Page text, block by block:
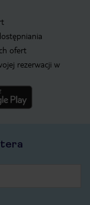
ofert
rezerwacji w